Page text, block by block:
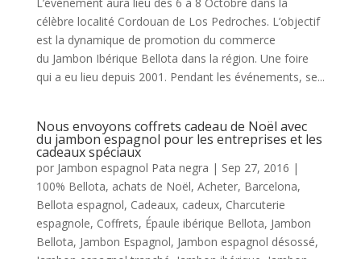
célèbre localité Cordouan de Los Pedroches. L’objectif
est la dynamique de promotion du commerce
du Jambon Ibérique Bellota dans la région. Une foire
qui a eu lieu depuis 2001. Pendant les événements, se...
Nous envoyons coffrets cadeau de Noël avec
du jambon espagnol pour les entreprises et les
cadeaux spéciaux
por Jambon espagnol Pata negra | Sep 27, 2016 |
100% Bellota, achats de Noël, Acheter, Barcelona,
Bellota espagnol, Cadeaux, cadeux, Charcuterie
espagnole, Coffrets, Épaule ibérique Bellota, Jambon
Bellota, Jambon Espagnol, Jambon espagnol désossé,